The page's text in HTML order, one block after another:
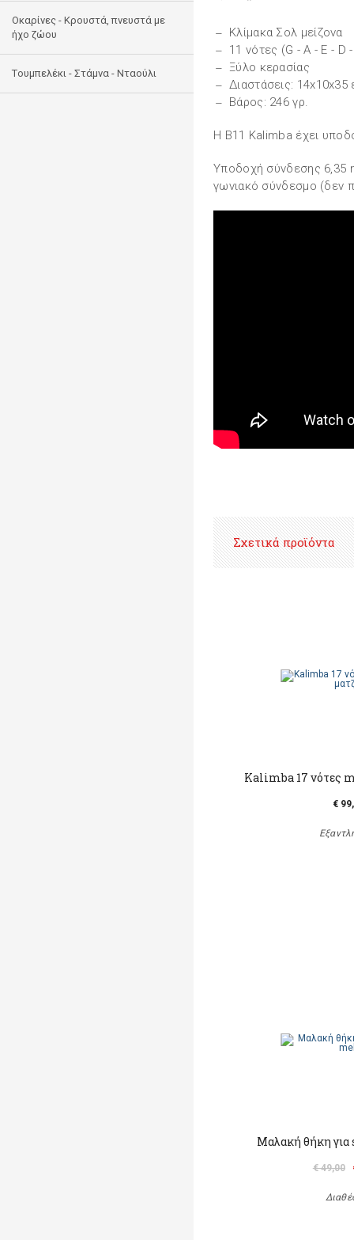
Οκαρίνες - Κρουστά, πνευστά με
ήχο ζώου
Tουμπελέκι - Στάμνα - Νταούλι
Κλίμακα Σολ μείζονα
11 νότες (G - A - E - D
Ξύλο κερασίας
Διαστάσεις: 14x10x35
Βάρος: 246 γρ.
H B11 Κalimba έχει
Υποδοχή σύνδεσης 6,35
γωνιακό σύνδεσμο (δεν
Σχετικά προϊόντα
Kalimba 17 νότες
€
Μαλακή θήκη
€ 49,00